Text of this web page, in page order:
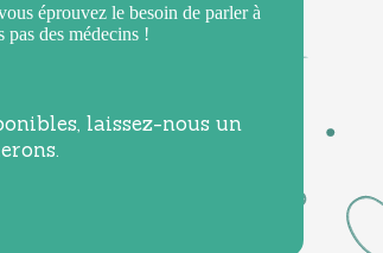
éprouvez le besoin de parler à
pas des médecins !
laissez-nous un